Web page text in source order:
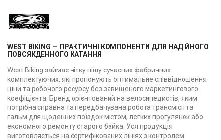
WEST BIKING — ПРАКТИЧНІ КОМПОНЕНТИ ДЛЯ НАДІЙНОГО
ПОВСЯКДЕННОГО КАТАННЯ
West Biking займає чітку нішу сучасних фабричних
комплектуючих, які пропонують оптимальне співвідношення
ціни та робочого ресурсу без завищеного маркетингового
коефіцієнта. Бренд орієнтований на велосипедистів, яким
потрібна справна та передбачувана робота трансмісії та
гальм для щоденних поїздок містом, легких прогулянок або
економного ремонту старого байка. Уся продукція
виготовляється на сертифікованих лініях з контролем